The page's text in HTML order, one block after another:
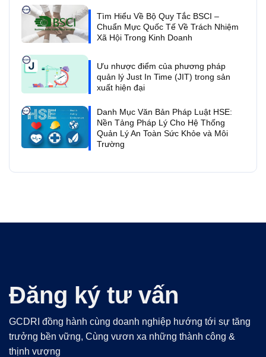
Tìm Hiểu Về Bộ Quy Tắc BSCI –
Chuẩn Mực Quốc Tế Về Trách Nhiệm
Xã Hội Trong Kinh Doanh
Ưu nhược điểm của phương pháp
quản lý Just In Time (JIT) trong sản
xuất hiện đại
Danh Mục Văn Bản Pháp Luật HSE:
Nền Tảng Pháp Lý Cho Hệ Thống
Quản Lý An Toàn Sức Khỏe và Môi
Trường
Đăng ký tư vấn
GCDRI đồng hành cùng doanh nghiệp hướng tới sự tăng
trưởng bền vững, Cùng vươn xa những thành công &
thịnh vượng